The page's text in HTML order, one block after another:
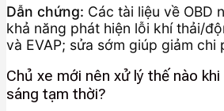
Dẫn chứng: Các tài liệu về OBD
khả năng phát hiện lỗi khí thải/
và EVAP; sửa sớm giúp giảm chi
Chủ xe mới nên xử lý thế nào
sáng tạm thời?